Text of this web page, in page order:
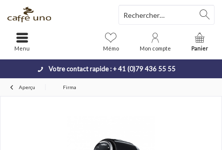
Votre contact rapide : + 41 (0)79 436 55 55
Panier
Mémo Mon compte
Menu
Aperçu Firma